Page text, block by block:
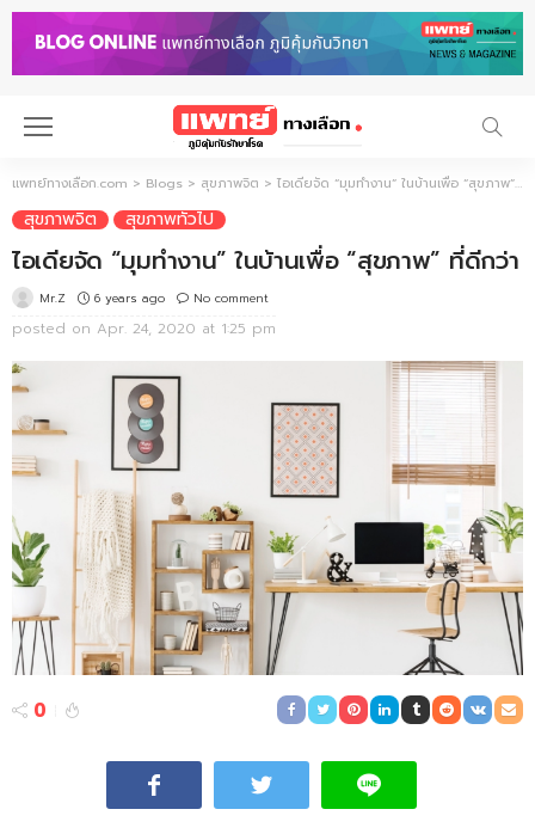
แพทย์ทางเลือก.com > Blogs > สุขภาพจิต > ไอเดียจัด “มุมทำงาน” ในบ้านเพื่อ “สุขภาพ” ที่ดีกว่า
สุขภาพจิต สุขภาพทั่วไป
ไอเดียจัด “มุมทำงาน” ในบ้านเพื่อ “สุขภาพ” ที่ดีกว่า
Mr.Z 6 years ago No comment
posted on Apr. 24, 2020 at 1:25 pm
0